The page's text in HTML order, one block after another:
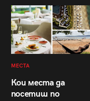
МЕСТА
Кои места да
посетиш по